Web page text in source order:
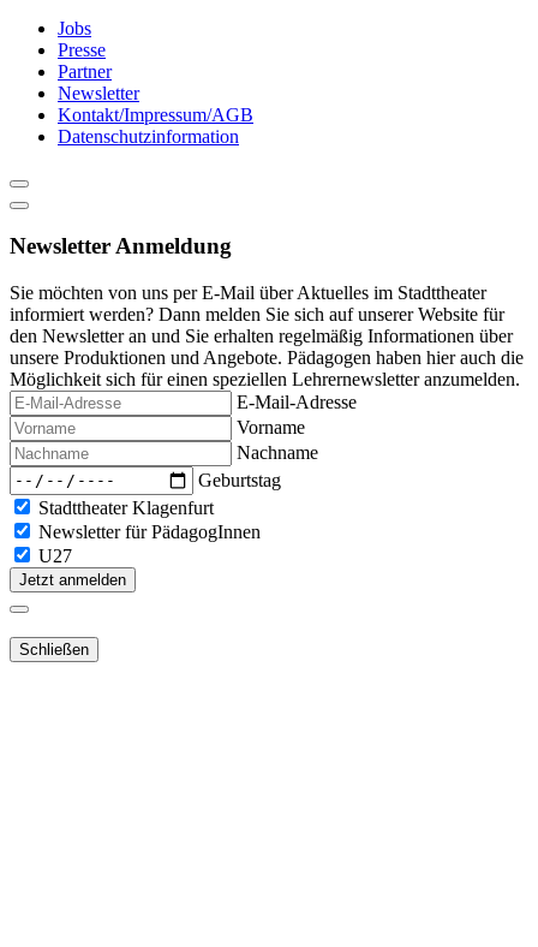
Jobs
Presse
Partner
Newsletter
Kontakt/Impressum/AGB
Datenschutzinformation
Newsletter Anmeldung
Sie möchten von uns per E-Mail über Aktuelles im Stadttheater
informiert werden? Dann melden Sie sich auf unserer Website für
den Newsletter an und Sie erhalten regelmäßig Informationen über
unsere Produktionen und Angebote. Pädagogen haben hier auch die
Möglichkeit sich für einen speziellen Lehrernewsletter anzumelden.
E-Mail-Adresse
Vorname
Nachname
Geburtstag
Stadttheater Klagenfurt
Newsletter für PädagogInnen
U27
Jetzt anmelden
Schließen